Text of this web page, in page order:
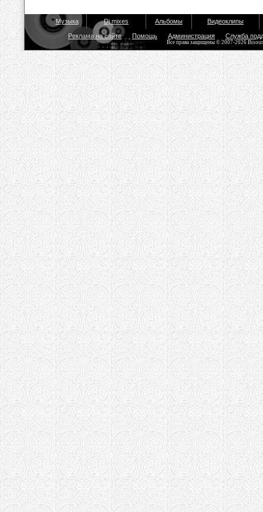
Музыка Dj mixes Альбомы Видеоклипы
Реклама на сайте Помощь Администрация Служба
Все права защищены © 2007-2026